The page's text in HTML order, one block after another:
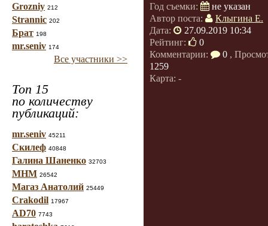
Grozniy 212
Strannic 202
Брат 198
mr.seniv 174
Все участники >>
Топ 15
по количеству
публикаций:
mr.seniv 45211
Скилеф 40848
Галина Шаненко 32703
МНМ 26542
Магаз Анатолий 25449
Crakodil 17967
AD70 7743
Год съемки:
не указан
Автор поста:
Клыгина Е.
Дата:
27.09.2019 10:34
Рейтинг:
0
Комментарии:
0 ,
1259
Карта: -